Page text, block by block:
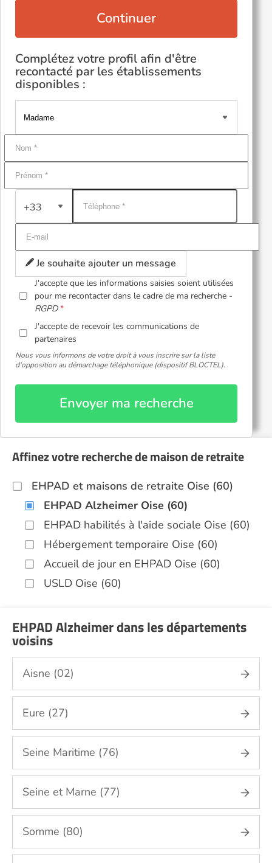
Continuer
Complétez votre profil afin d'être
recontacté par les établissements
disponibles :
+33
Je souhaite ajouter un message
J'accepte que les informations saisies soient utilisées
pour me recontacter dans le cadre de ma recherche -
RGPD
J'accepte de recevoir les communications de
partenaires
Nous vous informons de votre droit à vous inscrire sur la liste
d'opposition au démarchage téléphonique (dispositif BLOCTEL).
Envoyer ma recherche
Affinez votre recherche de maison de retraite
EHPAD et maisons de retraite Oise (60)
EHPAD Alzheimer Oise (60)
EHPAD habilités à l'aide sociale Oise (60)
Hébergement temporaire Oise (60)
Accueil de jour en EHPAD Oise (60)
USLD Oise (60)
EHPAD Alzheimer dans les départements
voisins
Aisne (02)
Eure (27)
Seine Maritime (76)
Seine et Marne (77)
Somme (80)